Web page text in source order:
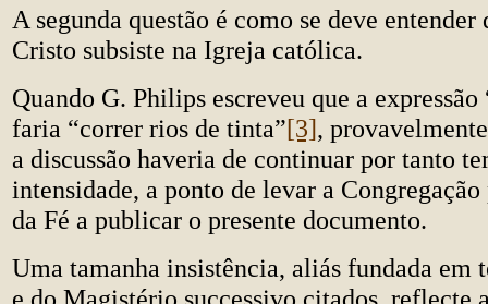
A segunda questão é como se deve
Cristo subsiste na Igreja católica.
Quando G. Philips escreveu que a
faria “correr rios de tinta”[3],
a discussão haveria de continuar por tanto
intensidade, a ponto de levar a
da Fé a publicar o presente documento.
Uma tamanha insistência, aliás fundada em
e do Magistério successivo citados, reflecte